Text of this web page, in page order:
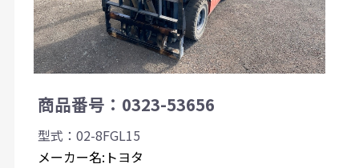
商品番号：0323-53656
型式：02-8FGL15
メーカー名:トヨタ